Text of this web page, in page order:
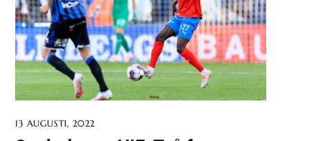
13 AUGUSTI, 2022